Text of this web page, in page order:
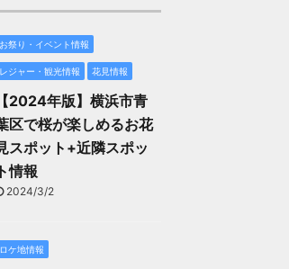
お祭り・イベント情報
レジャー・観光情報 花見情報
【2024年版】横浜市青
区で桜が楽しめるお花
スポット+近隣スポッ
ト情報
2024/3/2
ロケ地情報